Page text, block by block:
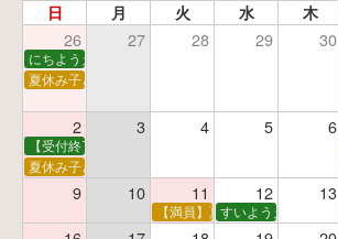
日 月 火 水 木
26 27 28 29 30
にちようえほん
夏休み子ども映画会
2 3 4 5 6
【受付終了】親子で挑戦！調べ学習ワークショップ
夏休み子ども平和映画会
9 10 11 12 13
【満員】夏休みおはなし工作会
すいようえほん